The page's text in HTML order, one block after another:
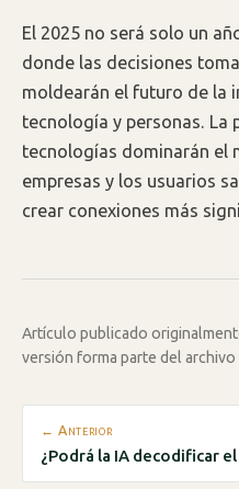
El 2025 no será solo un
donde las decisiones
moldearán el futuro de la
tecnología y personas. La
tecnologías dominarán el
empresas y los usuarios
crear conexiones más
Artículo publicado
versión forma parte del
← Anterior
¿Podrá la IA decodificar